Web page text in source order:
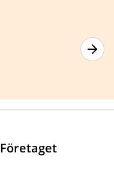
Företaget